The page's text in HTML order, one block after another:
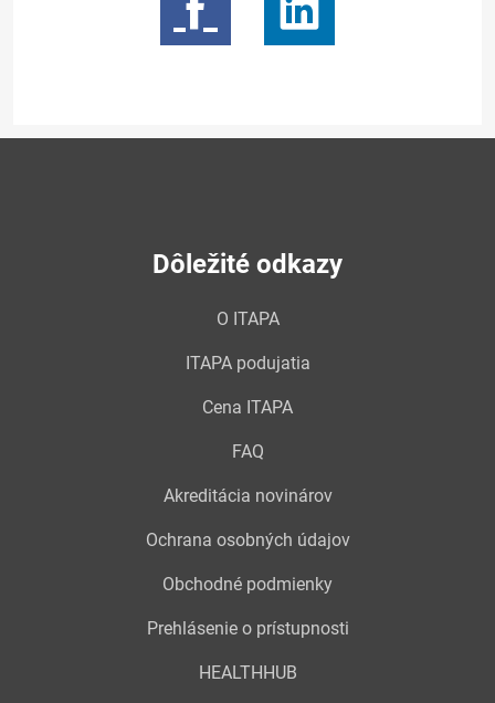
Dôležité odkazy
O ITAPA
ITAPA podujatia
Cena ITAPA
FAQ
Akreditácia novinárov
Ochrana osobných údajov
Obchodné podmienky
Prehlásenie o prístupnosti
HEALTHHUB